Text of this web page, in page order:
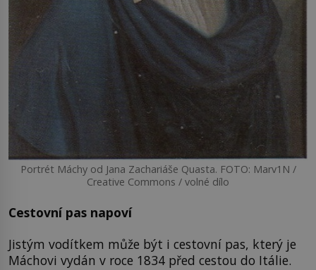
Portrét Máchy od Jana Zachariáše Quasta. FOTO: Marv1N /
Creative Commons / volné dílo
Cestovní pas napoví
Jistým vodítkem může být i cestovní pas, který je
Máchovi vydán v roce 1834 před cestou do Itálie.